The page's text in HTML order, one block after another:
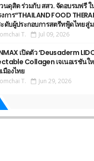
นดุสิต ร่วมกับ สสว. จัดอบรมฟรี ใ
การ“THAILAND FOOD
ดับผู้ประกอบการสตรีทฟู้ดไทย สู่
T. Jul 09, 2026
เปิดตัว ‘Deusaderm
Collagen เจเนอเรชันใ
มืองไทย
T. Jun 29, 2026